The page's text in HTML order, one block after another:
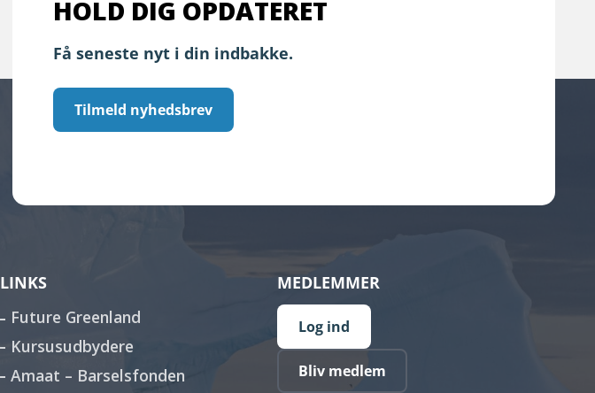
HOLD DIG OPDATERET
Få seneste nyt i din indbakke.
Tilmeld nyhedsbrev
LINKS
Future Greenland
Kursusudbydere
Amaat – Barselsfonden
MEDLEMMER
Log ind
Bliv medlem